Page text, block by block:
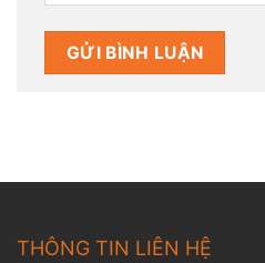
THÔNG TIN LIÊN HỆ